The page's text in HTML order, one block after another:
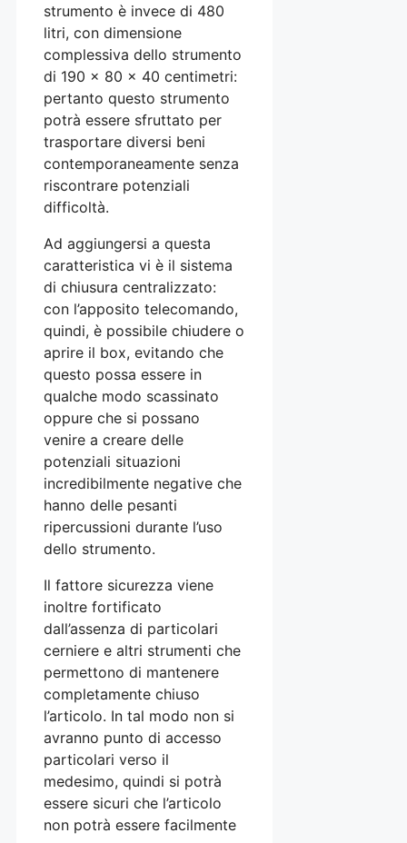
strumento è invece di 480
litri, con dimensione
complessiva dello strumento
di 190 x 80 x 40 centimetri:
pertanto questo strumento
potrà essere sfruttato per
trasportare diversi beni
contemporaneamente senza
riscontrare potenziali
difficoltà.
Ad aggiungersi a questa
caratteristica vi è il sistema
di chiusura centralizzato:
con l’apposito telecomando,
quindi, è possibile chiudere o
aprire il box, evitando che
questo possa essere in
qualche modo scassinato
oppure che si possano
venire a creare delle
potenziali situazioni
incredibilmente negative che
hanno delle pesanti
ripercussioni durante l’uso
dello strumento.
Il fattore sicurezza viene
inoltre fortificato
dall’assenza di particolari
cerniere e altri strumenti che
permettono di mantenere
completamente chiuso
l’articolo. In tal modo non si
avranno punto di accesso
particolari verso il
medesimo, quindi si potrà
essere sicuri che l’articolo
non potrà essere facilmente